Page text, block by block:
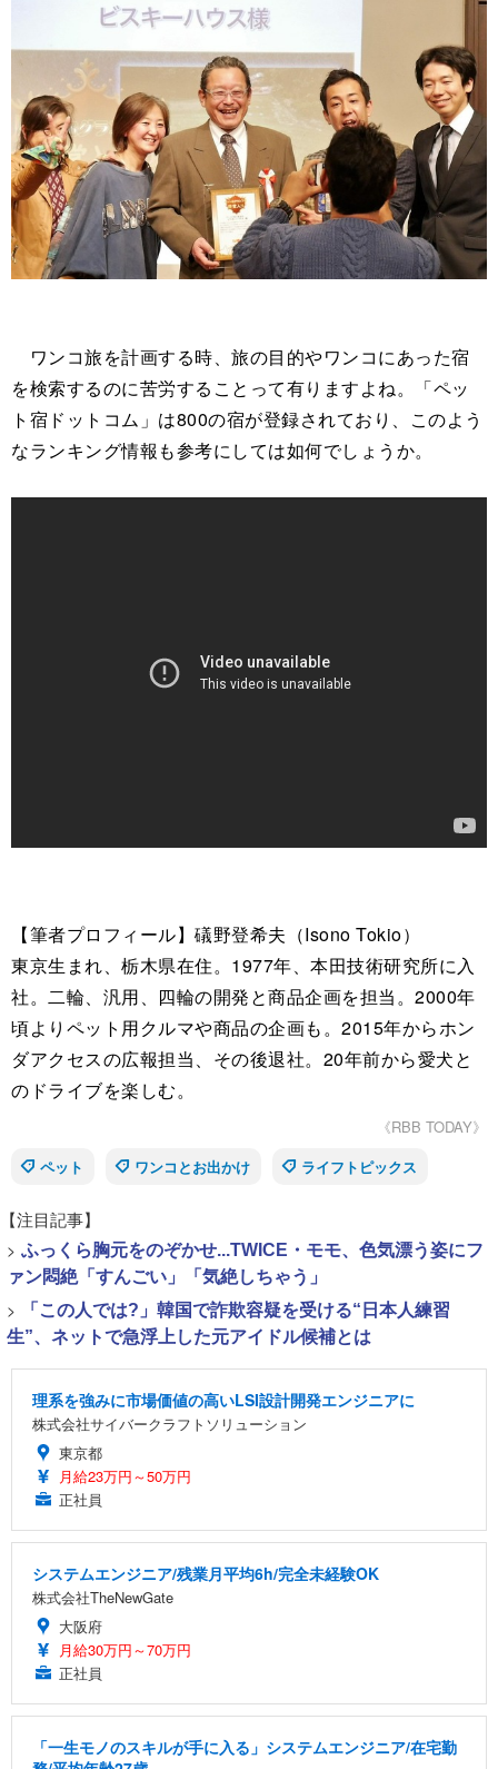
ワンコ旅を計画する時、旅の目的やワンコにあった宿
を検索するのに苦労することって有りますよね。「ペッ
ト宿ドットコム」は800の宿が登録されており、このよう
なランキング情報も参考にしては如何でしょうか。
【筆者プロフィール】礒野登希夫（Isono Tokio）
東京生まれ、栃木県在住。1977年、本田技術研究所に入
社。二輪、汎用、四輪の開発と商品企画を担当。2000年
頃よりペット用クルマや商品の企画も。2015年からホン
ダアクセスの広報担当、その後退社。20年前から愛犬と
のドライブを楽しむ。
《RBB TODAY》
ペット
ワンコとお出かけ ライフトピックス
【注目記事】
> ふっくら胸元をのぞかせ...TWICE・モモ、色気漂う姿にフ
ァン悶絶「すんごい」「気絶しちゃう」
>
「この人では?」韓国で詐欺容疑を受ける“日本人練習
生”、ネットで急浮上した元アイドル候補とは
理系を強みに市場価値の高いLSI設計開発エンジニアに
株式会社サイバークラフトソリューション
東京都
月給23万円～50万円
正社員
システムエンジニア/残業月平均6h/完全未経験OK
株式会社TheNewGate
大阪府
月給30万円～70万円
正社員
「一生モノのスキルが手に入る」システムエンジニア/在宅勤